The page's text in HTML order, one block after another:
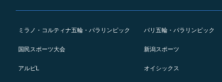
ミラノ・コルティナ五輪・パラリンピック パリ五輪・パラリンピック
国民スポーツ大会 新潟スポーツ
アルビL オイシックス